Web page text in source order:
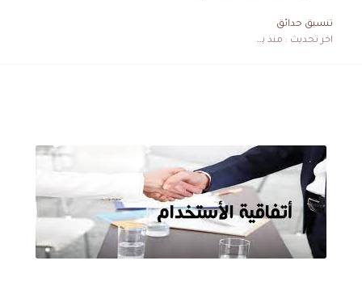
تنسيق حدائق
اخر تحديث : منذ بضع اعوام